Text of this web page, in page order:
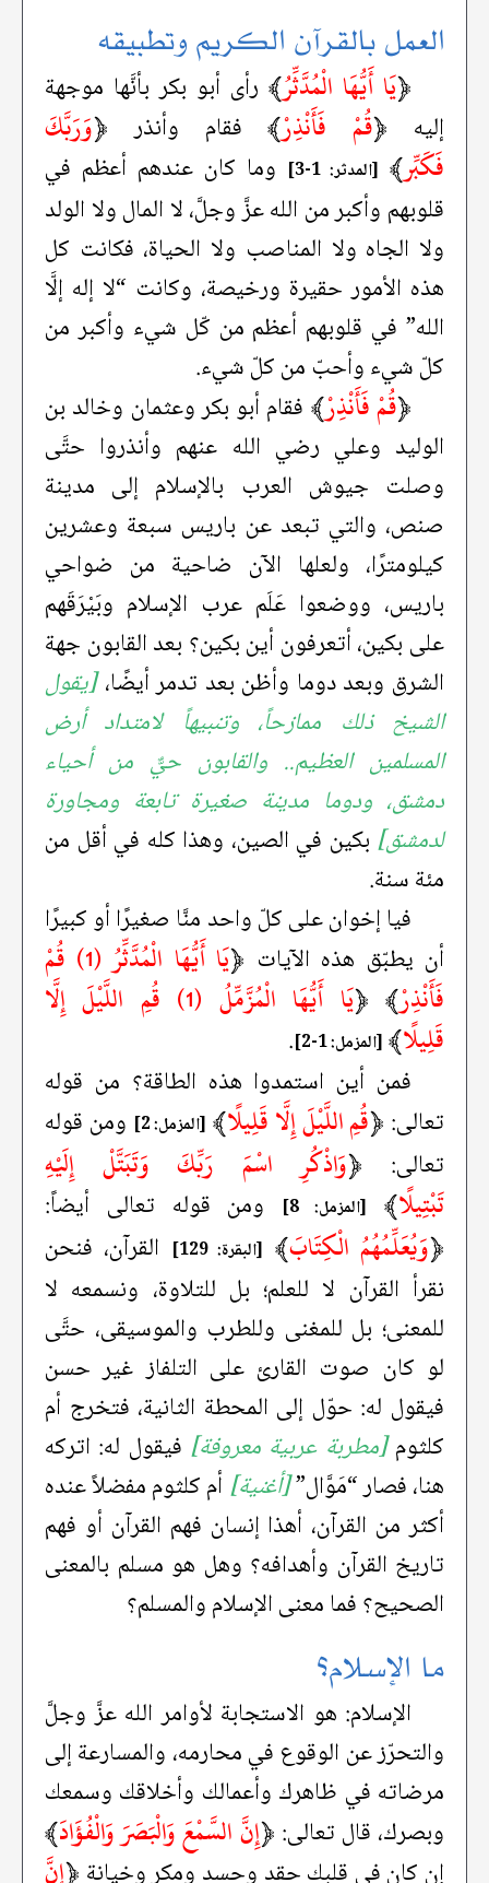
العمل بالقرآن الكريم وتطبيقه
﴿يَا أَيُّهَا الْمُدَّثِّرُ﴾ رأى أبو بكر بأنَّها موجهة
إليه ﴿قُمْ فَأَنْذِرْ﴾فقام وأنذر ﴿وَرَبَّكَ
فَكَبِّر﴾ [المدثر: 1-3]
وما كان عندهم أعظم في
قلوبهم وأكبر من الله عزَّ وجلَّ، لا المال ولا الولد
ولا الجاه ولا المناصب ولا الحياة، فكانت كل
هذه الأمور حقيرة ورخيصة، وكانت “لا إله إلَّا
الله” في قلوبهم أعظم من كّل شيء وأكبر من
كلّ شيء وأحبّ من كلّ شيء.
﴿قُمْ فَأَنْذِرْ﴾ فقام أبو بكر وعثمان وخالد بن
الوليد وعلي رضي الله عنهم وأنذروا حتَّى
وصلت جيوش العرب بالإسلام إلى مدينة
صنص، والتي تبعد عن باريس سبعة وعشرين
كيلومترًا، ولعلها الآن ضاحية من ضواحي
باريس، ووضعوا عَلَم عرب الإسلام وبَيْرَقَهم
على بكين، أتعرفون أين بكين؟ بعد القابون جهة
الشرق وبعد دوما وأظن بعد تدمر أيضًا،[يقول
الشيخ ذلك ممازحاً، وتنبيهاً لامتداد أرض
المسلمين العظيم.. والقابون حيٌّ من أحياء
دمشق، ودوما مدينة صغيرة تابعة ومجاورة
لدمشق] بكين في الصين، وهذا كله في أقل من
مئة سنة.
فيا إخوان على كلّ واحد منَّا صغيرًا أو كبيرًا
أن يطبّق هذه الآيات ﴿
يَا أَيُّهَا الْمُدَّثِّرُ (1) قُمْ
فَأَنْذِرْ﴾ ﴿
يَا أَيُّهَا الْمُزَّمِّلُ (1) قُمِ اللَّيْلَ إِلَّا
قَلِيلًا﴾ [المزمل: 1-2]
.
فمن أين استمدوا هذه الطاقة؟ من قوله
تعالى: ﴿قُمِ اللَّيْلَ إِلَّا قَلِيلًا﴾ [المزمل: 2]
ومن قوله
تعالى: ﴿وَاذْكُرِ اسْمَ رَبِّكَ وَتَبَتَّلْ إِلَيْهِ
تَبْتِيلًا﴾ [المزمل: 8] ومن قوله تعالى أيضاً:
﴿وَيُعَلِّمُهُمُ الْكِتَابَ﴾ [البقرة: 129]
القرآن، فنحن
نقرأ القرآن لا للعلم؛ بل للتلاوة، ونسمعه لا
للمعنى؛ بل للمغنى وللطرب والموسيقى، حتَّى
لو كان صوت القارئ على التلفاز غير حسن
فيقول له: حوّل إلى المحطة الثانية، فتخرج أم
كلثوم[مطربة عربية معروفة] فيقول له: اتركه
هنا، فصار “مَوَّال”[أغنية] أم كلثوم مفضلاً عنده
أكثر من القرآن، أهذا إنسان فهم القرآن أو فهم
تاريخ القرآن وأهدافه؟ وهل هو مسلم بالمعنى
الصحيح؟ فما معنى الإسلام والمسلم؟
ما الإسلام؟
الإسلام: هو الاستجابة لأوامر الله عزَّ وجلَّ
والتحرّز عن الوقوع في محارمه، والمسارعة إلى
مرضاته في ظاهرك وأعمالك وأخلاقك وسمعك
وبصرك، قال تعالى: ﴿إِنَّ السَّمْعَ وَالْبَصَرَ وَالْفُؤَادَ﴾
إن كان في قلبك حقد وحسد ومكر وخيانة ﴿إِنَّ